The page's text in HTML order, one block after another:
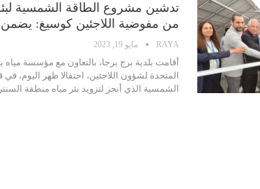
تدشين مشروع الطاقة الشمسية
من مفوضية اللاجئين كوسيغ:
RAYA مايو 19, 2023
أقامت بلدية برج برجا، بالتعاون مع مؤسسة مياه
المتحدة لشؤون اللاجئين، احتفالا ظهر
الشمسية الذي أنجز لتزويد بئر مياه منطقة